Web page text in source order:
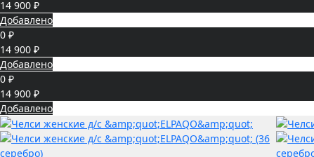
14 900 ₽
Добавлено
0 ₽
14 900 ₽
Добавлено
0 ₽
14 900 ₽
Добавлено